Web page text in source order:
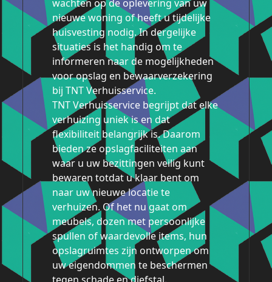
wachten op de oplevering van uw
nieuwe woning of heeft u tijdelijke
huisvesting nodig. In dergelijke
situaties is het handig om te
informeren naar de mogelijkheden
voor opslag en bewaarverzekering
bij TNT Verhuisservice.
TNT Verhuisservice begrijpt dat elke
verhuizing uniek is en dat
flexibiliteit belangrijk is. Daarom
bieden ze opslagfaciliteiten aan
waar u uw bezittingen veilig kunt
bewaren totdat u klaar bent om
naar uw nieuwe locatie te
verhuizen. Of het nu gaat om
meubels, dozen met persoonlijke
spullen of waardevolle items, hun
opslagruimtes zijn ontworpen om
uw eigendommen te beschermen